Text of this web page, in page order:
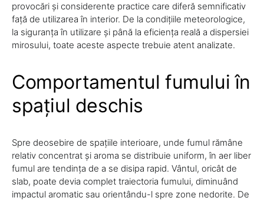
provocări și considerente practice care diferă semnificativ
față de utilizarea în interior. De la condițiile meteorologice,
la siguranța în utilizare și până la eficiența reală a dispersiei
mirosului, toate aceste aspecte trebuie atent analizate.
Comportamentul fumului în
spațiul deschis
Spre deosebire de spațiile interioare, unde fumul rămâne
relativ concentrat și aroma se distribuie uniform, în aer liber
fumul are tendința de a se disipa rapid. Vântul, oricât de
slab, poate devia complet traiectoria fumului, diminuând
impactul aromatic sau orientându-l spre zone nedorite. De